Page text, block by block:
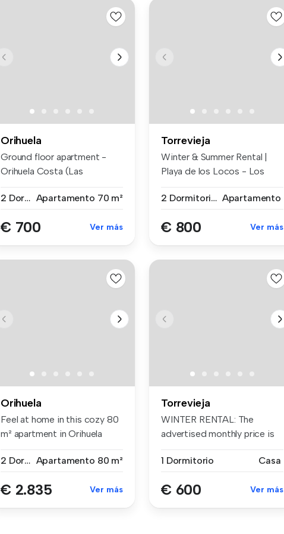
Orihuela
Ground floor apartment -
Orihuela Costa (Las
2 Dormitorios Apartamento 70 m²
€ 700 Ver más
Torrevieja
Winter & Summer Rental |
Playa de los Locos - Los
2 Dormitorios Apartamento
€ 800 Ver más
Orihuela
Feel at home in this cozy 80
m² apartment in Orihuela
2 Dormitorios Apartamento 80 m²
€ 2.835 Ver más
Torrevieja
WINTER RENTAL: The
advertised monthly price is
1 Dormitorio
Casa
€ 600 Ver más